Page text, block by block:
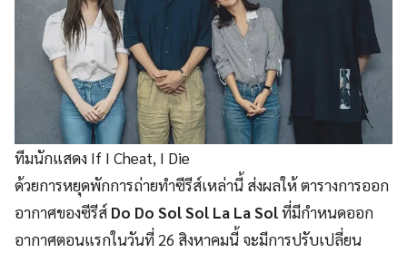
ทีมนักแสดง If I Cheat, I Die
ด้วยการหยุดพักการถ่ายทำซีรีส์เหล่านี้ ส่งผลให้ ตารางการออก
อากาศของซีรีส์ Do Do Sol Sol La La Solที่มีกำหนดออก
อากาศตอนแรกในวันที่ 26 สิงหาคมนี้ จะมีการปรับเปลี่ยน